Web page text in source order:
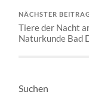
NÄCHSTER
Tiere der Nacht
Naturkunde Bad
Suchen